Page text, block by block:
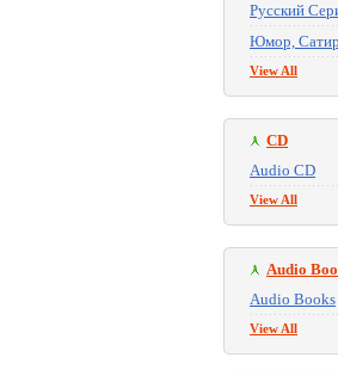
Русский
Юмор,
View All
CD
Audio CD
View All
Audio
Audio Books
View All